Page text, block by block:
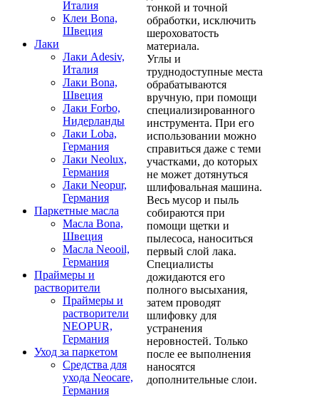
Италия
Клеи Bona,
Швеция
Лаки
Лаки Adesiv,
Италия
Лаки Bona,
Швеция
Лаки Forbo,
Нидерланды
Лаки Loba,
Германия
Лаки Neolux,
Германия
Лаки Neopur,
Германия
Паркетные масла
Масла Bona,
Швеция
Масла Neooil,
Германия
Праймеры и
растворители
Праймеры и
растворители
NEOPUR,
Германия
Уход за паркетом
Средства для
ухода Neocare,
Германия
тонкой и точной
обработки, исключить
шероховатость
материала.
Углы и
труднодоступные места
обрабатываются
вручную, при помощи
специализированного
инструмента. При его
использовании можно
справиться даже с теми
участками, до которых
не может дотянуться
шлифовальная машина.
Весь мусор и пыль
собираются при
помощи щетки и
пылесоса, наноситься
первый слой лака.
Специалисты
дожидаются его
полного высыхания,
затем проводят
шлифовку для
устранения
неровностей. Только
после ее выполнения
наносятся
дополнительные слои.